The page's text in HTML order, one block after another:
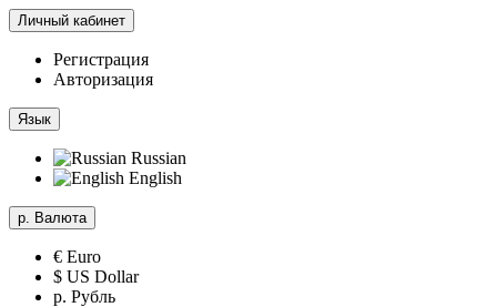
Личный кабинет
Регистрация
Авторизация
Язык
Russian
English
р. Валюта
€ Euro
$ US Dollar
р. Рубль